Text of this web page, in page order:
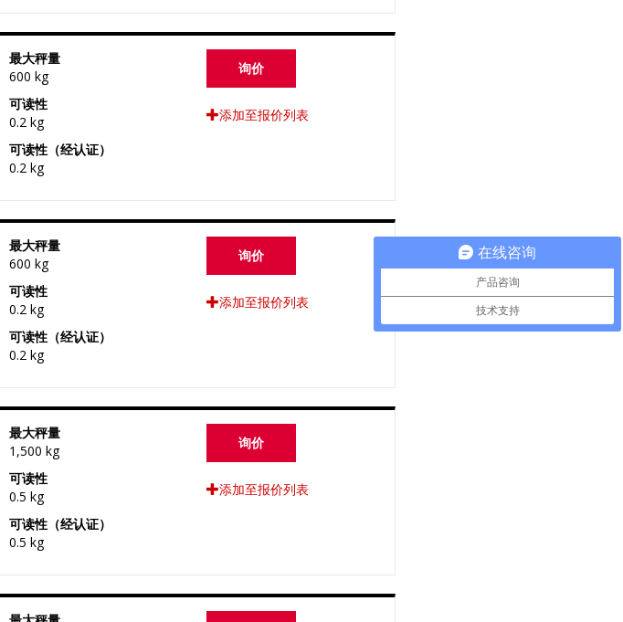
最大秤量
600 kg
可读性
0.2 kg
可读性（经认证）
0.2 kg
询价
添加至报价列表
最大秤量
600 kg
可读性
0.2 kg
可读性（经认证）
0.2 kg
询价
添加至报价列表
最大秤量
1,500 kg
可读性
0.5 kg
可读性（经认证）
0.5 kg
询价
添加至报价列表
在线咨询
产品咨询
技术支持